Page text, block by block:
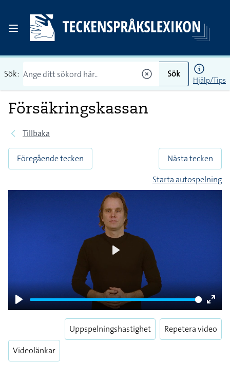
Sök: Sök
Hjälp/Tips
Försäkringskassan
Tillbaka
Föregående tecken
Nästa tecken
Starta autospelning
Play
Enter
Videolänkar
Uppspelningshastighet Repetera video